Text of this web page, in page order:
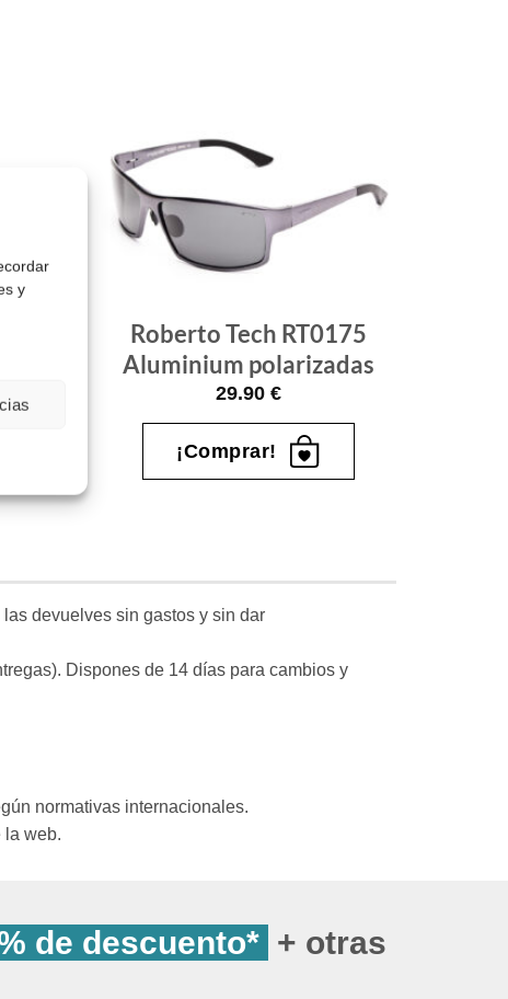
y
Gafas
de sol
Roberto Tech RT0175
Aluminium polarizadas
29.90 €
¡Comprar!
devuelves sin gastos y sin dar
Dispones de 14 días para cambios y
normativas internacionales.
la web.
de descuento* + otras